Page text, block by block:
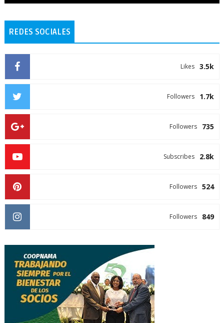
REDES SOCIALES
3.5k
Likes
1.7k
Followers
735
Followers
2.8k
Subscribes
524
Followers
849
Followers